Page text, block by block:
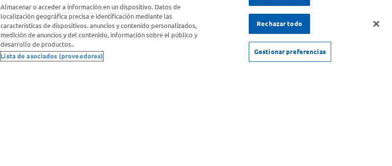
Almacenar o acceder a información en un dispositivo. Datos de
localización geográfica precisa e identificación mediante las
características de dispositivos. anuncios y contenido personalizados,
medición de anuncios y del contenido, información sobre el público y
desarrollo de productos..
Lista de asociados (proveedores)
Rechazar todo
Gestionar preferencias